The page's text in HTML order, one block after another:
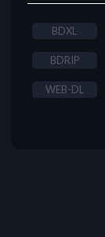
BDXL
BDRIP
WEB-DL